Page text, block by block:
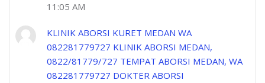
11:05 AM
KLINIK ABORSI KURET MEDAN WA
082281779727 KLINIK ABORSI MEDAN,
0822/81779/727 TEMPAT ABORSI MEDAN, WA
082281779727 DOKTER ABORSI